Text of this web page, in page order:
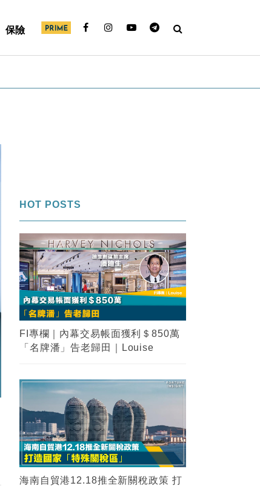
保險
HOT POSTS
FI專欄｜內幕交易帳面獲利＄850萬
「名牌潘」告老歸田｜Louise
海南自貿港12.18推全新關稅政策 打